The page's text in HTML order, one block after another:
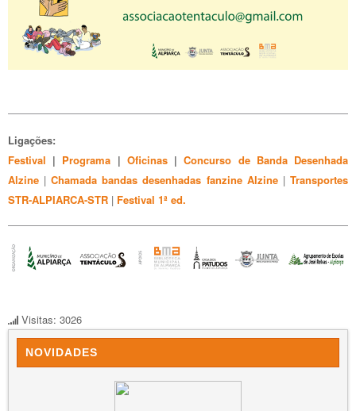
Ligações:
Festival | Programa | Oficinas|Concurso de Banda Desenhada
Alzine |Chamada bandas desenhadas fanzine Alzine| Transportes
STR-ALPIARCA-STR | Festival 1ª ed.
Visitas: 3026
NOVIDADES